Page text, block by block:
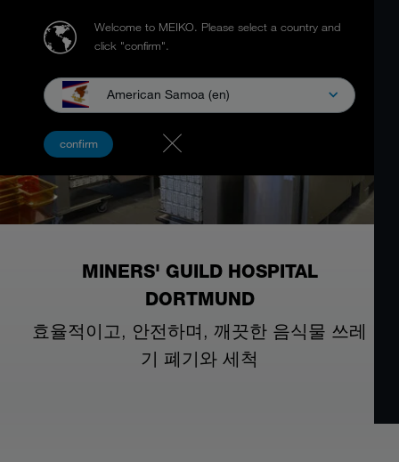
Welcome to MEIKO. Please select a country and
click "confirm".
American Samoa (en)
confirm
MINERS' GUILD HOSPITAL
DORTMUND
효율적이고, 안전하며, 깨끗한 음식물 쓰레
기 폐기와 세척